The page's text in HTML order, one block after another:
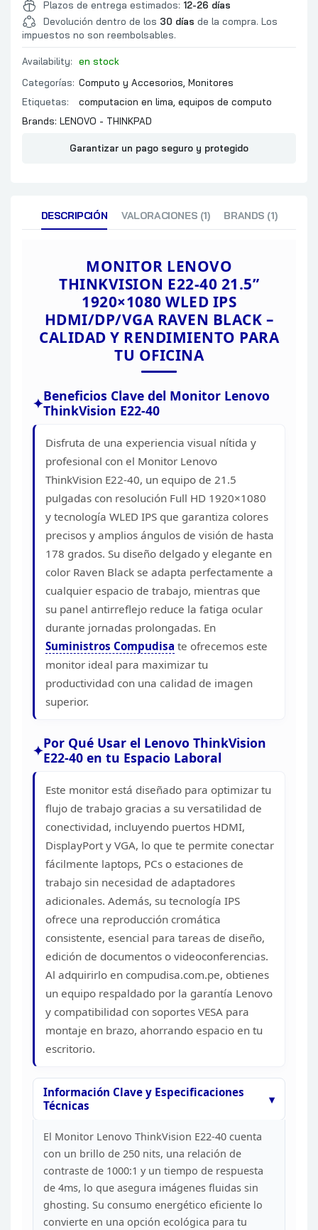
TAMAÑO DE PIXELES
TIEMPO DE RESPUESTA (ms)
CARACTERISTICAS MECANICAS
PUERTOS E/S
Edge 2.1,
Efficiency
TÜV Low
TIPO DE FUENTE DE ENERGIA
VOLTAJE DE ALIMENTACION
DIMENSIONES
(ANCHO x
PESO
Plazos de entrega estimados: 12-26 días
Devolución dentro de los 30 días de la compra. Los
impuestos no son reembolsables.
Availability:
en stock
Categorías: Computo y Accesorios Monitores
Etiquetas:
computacion en lima equipos de computo
Brands: LENOVO - THINKPAD
Garantizar un pago seguro y protegido
DESCRIPCIÓN VALORACIONES (1) BRANDS (1)
MONITOR LENOVO
THINKVISION E22-40 21.5”
1920×1080 WLED IPS
HDMI/DP/VGA RAVEN BLACK –
CALIDAD Y RENDIMIENTO PARA
TU OFICINA
Beneficios Clave del Monitor Lenovo
ThinkVision E22-40
Disfruta de una experiencia visual nítida y
profesional con el Monitor Lenovo
ThinkVision E22-40, un equipo de 21.5
pulgadas con resolución Full HD 1920×1080
y tecnología WLED IPS que garantiza colores
precisos y amplios ángulos de visión de hasta
178 grados. Su diseño delgado y elegante en
color Raven Black se adapta perfectamente a
cualquier espacio de trabajo, mientras que
su panel antirreflejo reduce la fatiga ocular
durante jornadas prolongadas. En
Suministros Compudisa te ofrecemos este
monitor ideal para maximizar tu
productividad con una calidad de imagen
superior.
Por Qué Usar el Lenovo ThinkVision
E22-40 en tu Espacio Laboral
Este monitor está diseñado para optimizar tu
flujo de trabajo gracias a su versatilidad de
conectividad, incluyendo puertos HDMI,
DisplayPort y VGA, lo que te permite conectar
fácilmente laptops, PCs o estaciones de
trabajo sin necesidad de adaptadores
adicionales. Además, su tecnología IPS
ofrece una reproducción cromática
consistente, esencial para tareas de diseño,
edición de documentos o videoconferencias.
Al adquirirlo en compudisa.com.pe, obtienes
un equipo respaldado por la garantía Lenovo
y compatibilidad con soportes VESA para
montaje en brazo, ahorrando espacio en tu
escritorio.
Información Clave y Especificaciones
Técnicas
El Monitor Lenovo ThinkVision E22-40 cuenta
con un brillo de 250 nits, una relación de
contraste de 1000:1 y un tiempo de respuesta
de 4ms, lo que asegura imágenes fluidas sin
ghosting. Su consumo energético eficiente lo
convierte en una opción ecológica para tu